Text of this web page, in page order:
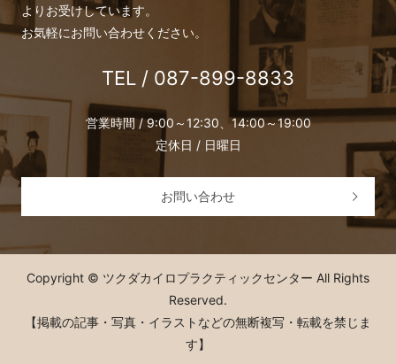
よりお受けしています。
お気軽にお問い合わせください。
TEL / 087-899-8833
営業時間 / 9:00～12:30、14:00～19:00
定休日 / 日曜日
お問い合わせ
Copyright © ツクダカイロプラクティックセンター All Rights
Reserved.
【掲載の記事・写真・イラストなどの無断複写・転載を禁じま
す】